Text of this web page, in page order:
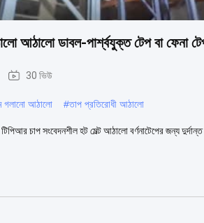
আঠালো ডাবল-পার্শ্বযুক্ত টেপ বা ফেনা
30 ভিউ
গলানো আঠালো #তাপ প্রতিরোধী আঠালো
চাপ সংবেদনশীল হট মেল্ট আঠালো বর্ণনাটেপের জন্য